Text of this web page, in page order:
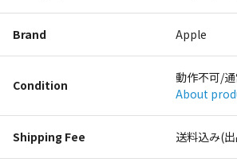
Brand Apple
Condition
動作不可/
About
Shipping Fee 送料込み(